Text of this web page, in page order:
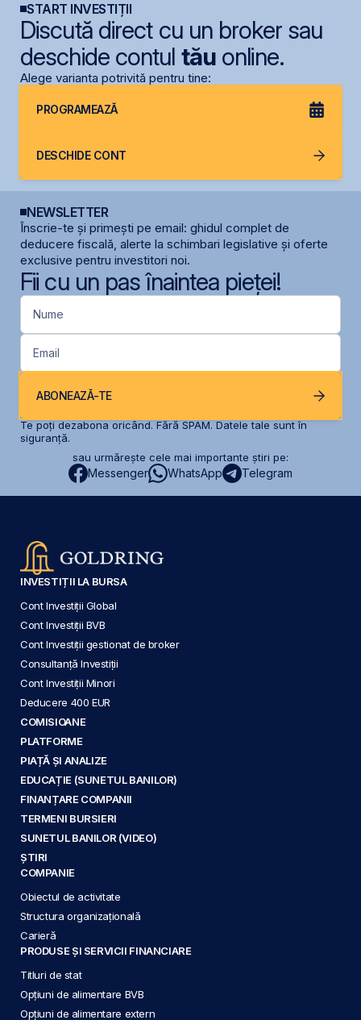
START INVESTIȚII
Discută direct cu un broker sau
deschide contul tăuonline.
Alege varianta potrivită pentru tine:
PROGRAMEAZĂ
DESCHIDE CONT
NEWSLETTER
Înscrie-te și primești pe email: ghidul complet de
deducere fiscală, alerte la schimbari legislative și oferte
exclusive pentru investitori noi.
Fii cu un pas înaintea pieței!
Nume
Email
ABONEAZĂ-TE
Te poți dezabona oricând. Fără SPAM. Datele tale sunt în
siguranță.
sau urmărește cele mai importante știri pe:
Messenger WhatsApp Telegram
INVESTIȚII LA BURSA
Cont Investiții Global
Cont Investiții BVB
Cont Investiții gestionat de broker
Consultanță Investiții
Cont Investiții Minori
Deducere 400 EUR
COMISIOANE
PLATFORME
PIAȚĂ ȘI ANALIZE
EDUCAȚIE (SUNETUL BANILOR)
FINANȚARE COMPANII
TERMENI BURSIERI
SUNETUL BANILOR (VIDEO)
ȘTIRI
COMPANIE
Obiectul de activitate
Structura organizațională
Carieră
PRODUSE ȘI SERVICII FINANCIARE
Titluri de stat
Opțiuni de alimentare BVB
Opțiuni de alimentare extern